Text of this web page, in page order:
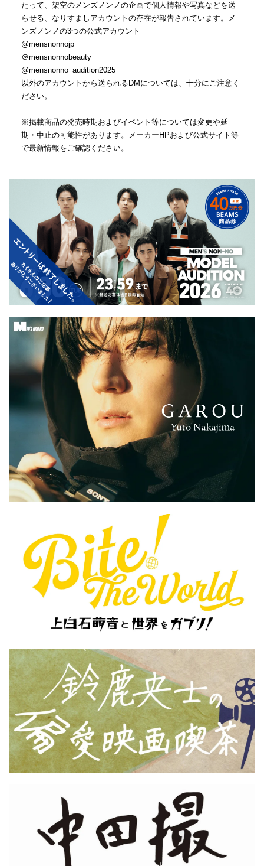
たって、架空のメンズノンノの企画で個人情報や写真などを送
らせる、なりすましアカウントの存在が報告されています。メ
ンズノンノの3つの公式アカウント
@mensnonnojp
＠mensnonnobeauty
@mensnonno_audition2025
以外のアカウントから送られるDMについては、十分にご注意く
ださい。
※掲載商品の発売時期およびイベント等については変更や延
期・中止の可能性があります。メーカーHPおよび公式サイト等
で最新情報をご確認ください。